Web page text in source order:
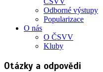
Odborné výstupy
Popularizace
O nás
O ČSVV
Kluby
Otázky a odpovědi